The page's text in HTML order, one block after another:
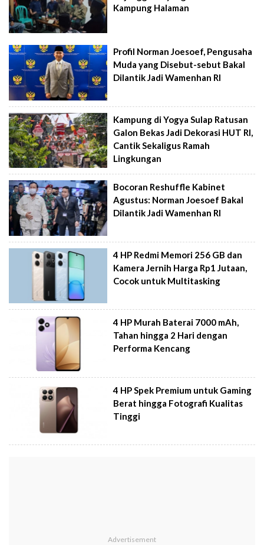
Kampung Halaman
Profil Norman Joesoef, Pengusaha
Muda yang Disebut-sebut Bakal
Dilantik Jadi Wamenhan RI
Kampung di Yogya Sulap Ratusan
Galon Bekas Jadi Dekorasi HUT RI,
Cantik Sekaligus Ramah
Lingkungan
Bocoran Reshuffle Kabinet
Agustus: Norman Joesoef Bakal
Dilantik Jadi Wamenhan RI
4 HP Redmi Memori 256 GB dan
Kamera Jernih Harga Rp1 Jutaan,
Cocok untuk Multitasking
4 HP Murah Baterai 7000 mAh,
Tahan hingga 2 Hari dengan
Performa Kencang
4 HP Spek Premium untuk Gaming
Berat hingga Fotografi Kualitas
Tinggi